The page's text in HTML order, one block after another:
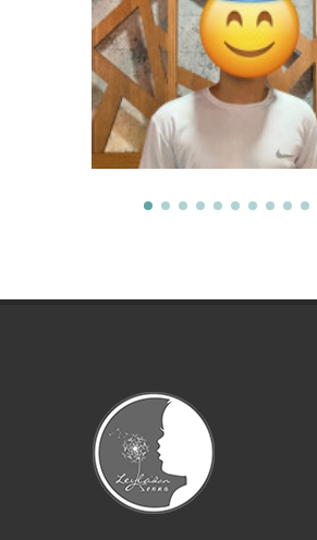
Melis
İstanbul Tıp Fakültesi